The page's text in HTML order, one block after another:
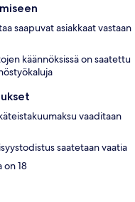
saapuvat asiakkaat vastaan
käännöksissä on saatettu
vaaditaan
saatetaan vaatia
on 18